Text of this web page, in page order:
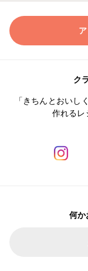
ク
「きちんとおいし
作れるレ
何か